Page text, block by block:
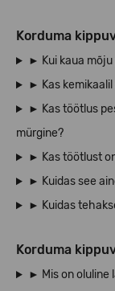
Korduma
► Kui kaua
► Kas
► Kas töötlus
mürgine?
► Kas töötlust
► Kuidas see
► Kuidas
Korduma
► Mis on oluline